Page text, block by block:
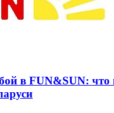
в FUN&SUN: что